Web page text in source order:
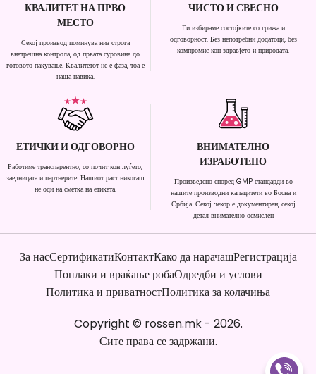
КВАЛИТЕТ НА ПРВО
МЕСТО
Секој производ поминува низ строга
внатрешна контрола, од првата суровина до
готовото пакување. Квалитетот не е фаза, тоа е
наша навика.
ЧИСТО И СВЕСНО
Ги избираме состојките со грижа и
одговорност. Без непотребни додатоци, без
компромис кон здравјето и природата.
ЕТИЧКИ И ОДГОВОРНО
Работиме транспарентно, со почит кон луѓето,
заедницата и партнерите. Нашиот раст никогаш
не оди на сметка на етиката.
ВНИМАТЕЛНО
ИЗРАБОТЕНО
Произведено според GMP стандарди во
нашите производни капацитети во Босна и
Србија. Секој чекор е документиран, секој
детал внимателно осмислен
За насСертификатиКонтактКако да нарачашРегистрација
Поплаки и враќање робаОдредби и услови
Политика и приватностПолитика за колачиња
Copyright © rossen.mk- 2026.
Сите права се задржани.